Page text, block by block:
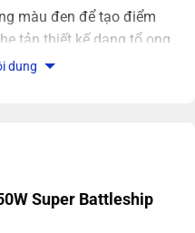
màu đen để tạo điểm
tản thiết kế dạng tổ ong
hiệu suất đạt 80%, nó
S7GT 550W bao
/ 4A / 50Hz
dung
Super Battleship